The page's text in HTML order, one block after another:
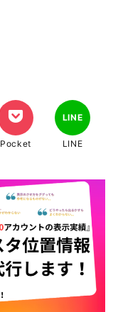
Pocket
LINE
LINE